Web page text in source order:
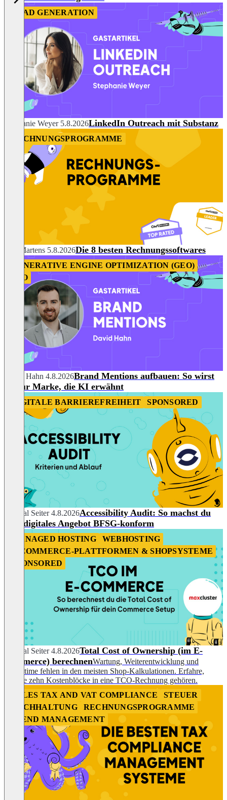
LEAD GENERATION
Stephanie Weyer 5.8.2026LinkedIn Outreach mit Substanz
RECHNUNGSPROGRAMME
Nils Martens 5.8.2026Die 8 besten Rechnungssoftwares
GENERATIVE ENGINE OPTIMIZATION (GEO)
SEO
David Hahn 4.8.2026Brand Mentions aufbauen: So wirst
du zur Marke, die KI erwähnt
DIGITALE BARRIEREFREIHEIT SPONSORED
Chantal Seiter 4.8.2026Accessibility Audit: So machst du
dein digitales Angebot BFSG-konform
MANAGED HOSTING
WEBHOSTING
E-COMMERCE-PLATTFORMEN & SHOPSYSTEME
SPONSORED
Chantal Seiter 4.8.2026Total Cost of Ownership (im E-
Commerce) berechnenWartung, Weiterentwicklung und
Downtime fehlen in den meisten Shop-Kalkulationen. Erfahre,
welche zehn Kostenblöcke in eine TCO-Rechnung gehören.
SALES TAX AND VAT COMPLIANCE
STEUER
BUCHHALTUNG
RECHNUNGSPROGRAMME
SPEND MANAGEMENT